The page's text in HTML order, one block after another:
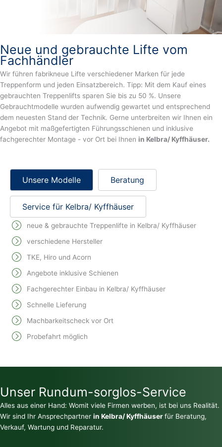
Neue und gebrauchte Lifte vom
Fachhändler
Wir führen fabrikneue Lifte verschiedener Marken für jede
Treppenform und jeden Einsatzbereich. Tipp: Mit dem Kauf eines
gebrauchten Treppenlifts sparen Sie bis zu 50 %. Unsere
Gebrauchtmodelle wurden aufwendig gewartet und entsprechend
dem neuesten Stand der Technik. Gerne unterbreiten wir Ihnen ein
Angebot mit maßgefertigten Führungsschienen und inklusive
fachgerechter Montage - vor Ort bei Ihnen in Kelbra/ Kyffhäuser.
Unsere Modelle Beratung
Service für Kelbra/ Kyffhäuser
neue & gebrauchte Treppenlifte in Kelbra/ Kyffhäuser
verschiedene Hersteller
TKE, Hiro und Acorn
Angebote inklusive Schienen
Fachgerechter Einbau in Kelbra/ Kyffhäuser
Schnelle Lieferung
Machbarkeitscheck vor Ort
Probefahrt möglich
Unser Rundum-sorglos-Service
Alles aus einer Hand: Womit viele Firmen werben, ist bei uns Realität.
Wir sind Ihr Ansprechpartner in Kelbra/ Kyffhäuserfür Beratung,
Verkauf, Wartung und Reparatur.